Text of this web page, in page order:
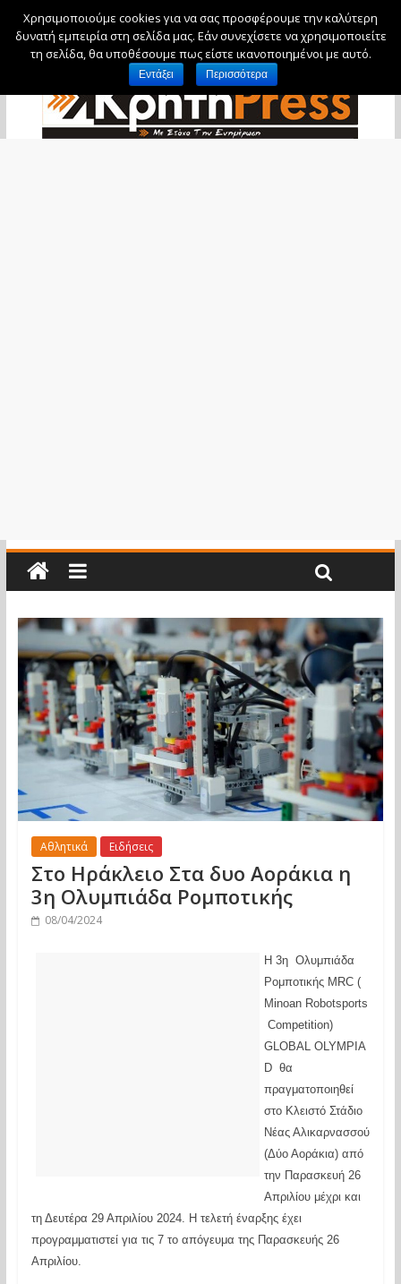
Πέμπτη, 6 Αυγούστου, 2026
Αθλητικά Ειδήσεις
Στο Ηράκλειο Στα δυο Αοράκια η
3η Ολυμπιάδα Ρομποτικής
08/04/2024
Η 3η Ολυμπιάδα
Ρομποτικής MRC (
Minoan Robotsports
Competition)
GLOBAL OLYMPIA
D θα
πραγματοποιηθεί
στο Κλειστό Στάδιο
Νέας Αλικαρνασσού
(Δύο Αοράκια) από
την Παρασκευή 26
Απριλίου μέχρι και
τη Δευτέρα 29 Απριλίου 2024. Η τελετή έναρξης έχει
προγραμματιστεί για τις 7 το απόγευμα της Παρασκευής 26
Απριλίου.
Χρησιμοποιούμε cookies για να σας προσφέρουμε την καλύτερη
δυνατή εμπειρία στη σελίδα μας. Εάν συνεχίσετε να χρησιμοποιείτε
τη σελίδα, θα υποθέσουμε πως είστε ικανοποιημένοι με αυτό.
Εντάξει Περισσότερα